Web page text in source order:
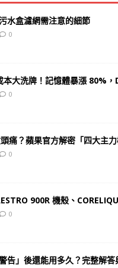
水盒濾網需注意的細節
0
本大洗牌！記憶體暴漲 80%
0
痛？蘋果官方解密「四大主
0
900R 機殼、
0
告」後還能用多久？完整解答